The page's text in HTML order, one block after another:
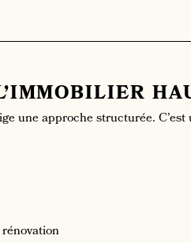
une approche structurée.